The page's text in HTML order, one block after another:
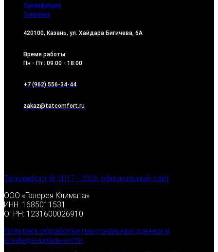
Дезинфекция
Заправка
420100, Казань, ул. Хайдара Бигичева, 6А
Время работы:
Пн - Пт: 09:00 - 18:00
+7 (962) 556-34-44
zakaz@tatcomfort.ru
Таткомфорт © 2017 - 2026 официальный сайт
ООО «Галерея Климата»
ИНН: 1685011531
ОГРН: 1231600026910
Политика обработки персональных данных и
конфиденциальности